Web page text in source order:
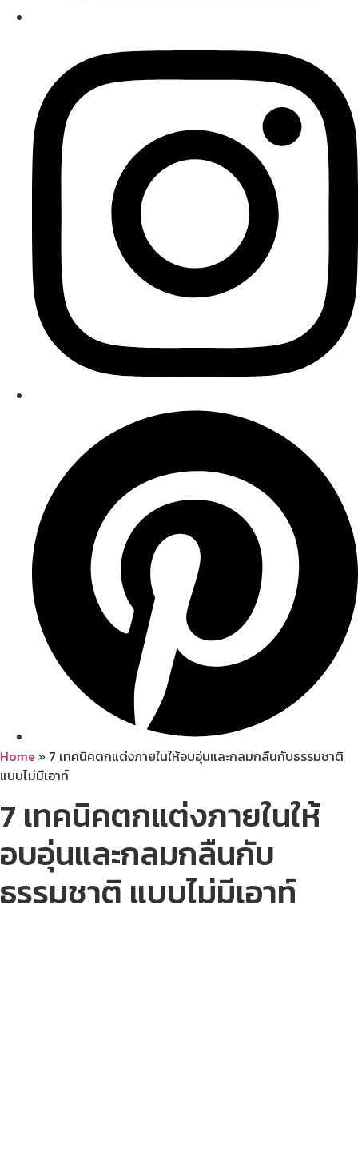
Home » 7 เทคนิคตกแต่งภายในให้อบอุ่นและกลมกลืนกับธรรมชาติ
แบบไม่มีเอาท์
7 เทคนิคตกแต่งภายในให้
อบอุ่นและกลมกลืนกับ
ธรรมชาติ แบบไม่มีเอาท์